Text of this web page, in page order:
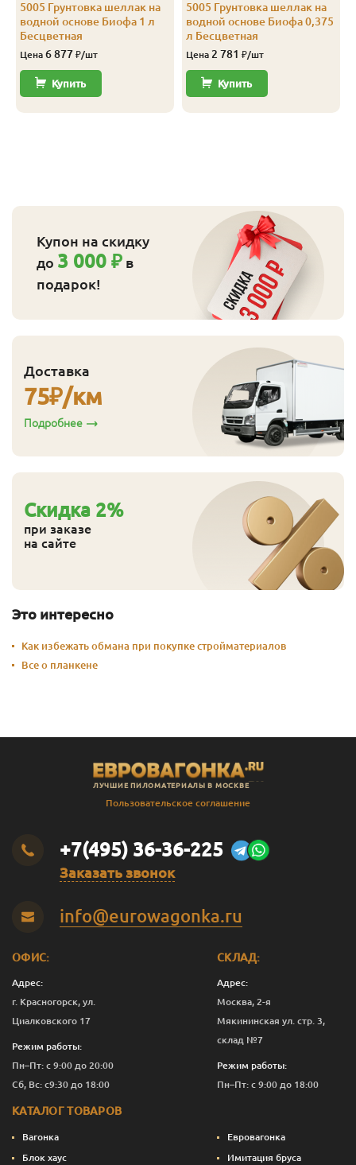
5005 Грунтовка шеллак на
водной основе Биофа 1 л
Бесцветная
Цена 6 877 ₽/шт
Купить
5005 Грунтовка шеллак на
водной основе Биофа 0,375
л Бесцветная
Цена 2 781 ₽/шт
Купить
Купон на скидку
до 3 000 ₽ в
подарок!
Доставка
75₽/км
Подробнее
Cкидка 2%
при заказе
на сайте
Это интересно
Как избежать обмана при покупке стройматериалов
Все о планкене
ЛУЧШИЕ ПИЛОМАТЕРИАЛЫ В МОСКВЕ
Пользовательское соглашение
+7(495) 36-36-225
Заказать звонок
info@eurowagonka.ru
ОФИС:
Адрес:
г. Красногорск, ул.
Циалковского 17
Режим работы:
Пн–Пт: с 9:00 до 20:00
Сб, Вс: с9:30 до 18:00
СКЛАД:
Адрес:
Москва, 2-я
Мякининская ул. стр. 3,
склад №7
Режим работы:
Пн–Пт: с 9:00 до 18:00
КАТАЛОГ ТОВАРОВ
Вагонка
Евровагонка
Блок хаус
Имитация бруса